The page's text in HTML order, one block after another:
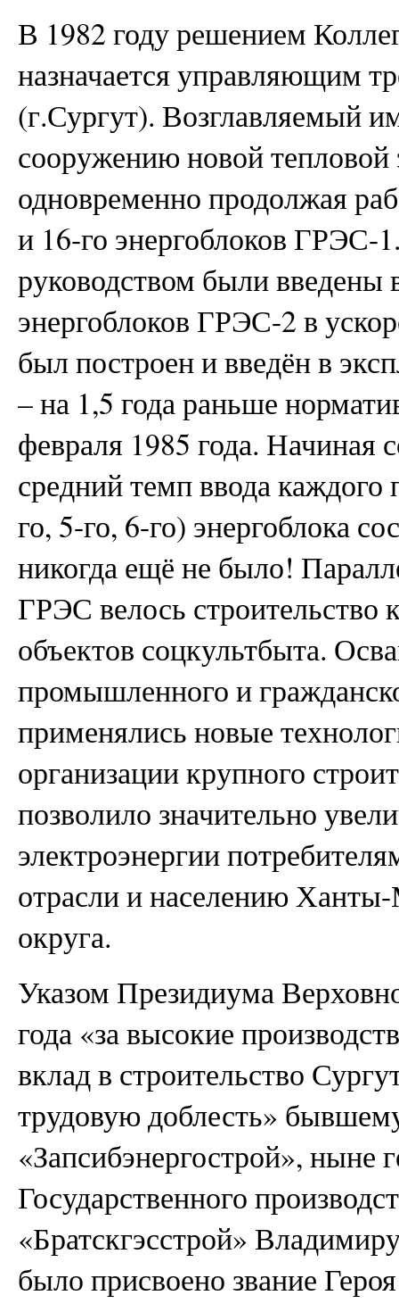
В 1982 году решением
назначается управляющим
(г.Сургут). Возглавляемый
сооружению новой
одновременно продолжая
и 16-го энергоблоков ГРЭС-
руководством были введены
энергоблоков ГРЭС-2 в
был построен и введён в
– на 1,5 года раньше
февраля 1985 года. Начиная
средний темп ввода
го, 5-го, 6-го) энергоблока
никогда ещё не было!
ГРЭС велось строительство
объектов соцкультбыта.
промышленного и
применялись новые
организации крупного
позволило значительно
электроэнергии
отрасли и населению
округа.
Указом Президиума
года «за высокие
вклад в строительство
трудовую доблесть»
«Запсибэнергострой», ныне
Государственного
«Братскгэсстрой»
было присвоено звание